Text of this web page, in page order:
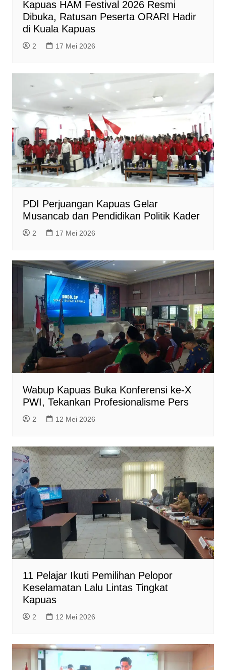
Kapuas HAM Festival 2026 Resmi
Dibuka, Ratusan Peserta ORARI Hadir
di Kuala Kapuas
2 17 Mei 2026
PDI Perjuangan Kapuas Gelar
Musancab dan Pendidikan Politik Kader
2 17 Mei 2026
Wabup Kapuas Buka Konferensi ke-X
PWI, Tekankan Profesionalisme Pers
2 12 Mei 2026
11 Pelajar Ikuti Pemilihan Pelopor
Keselamatan Lalu Lintas Tingkat
Kapuas
2 12 Mei 2026